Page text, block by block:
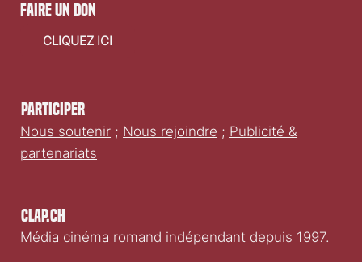
Clap.ch
Média cinéma romand indépendant depuis 1997.
Participer
Nous soutenir ; Nous rejoindre ; Publicité &
partenariats
faire un don
CLIQUEZ ICI